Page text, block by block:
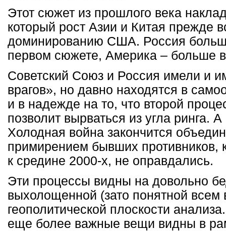
Этот сюжет из прошлого века
который рост Азии и Китая прежде
доминированию США. Россия
первом сюжете, Америка – больше
Советский Союз и Россия имели и
врагов», но давно находятся в
и в надежде на то, что второй
позволит вырваться из угла ринга.
Холодная война закончится
примирением бывших противников,
к средине 2000-х, не оправдались.
Эти процессы видны на довольно
выхолощенной (зато понятной всем
геополитической плоскости
еще более важные вещи видны в